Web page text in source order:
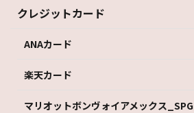
クレジットカード
ANAカード
楽天カード
マリオットボンヴォイアメックス_SPG